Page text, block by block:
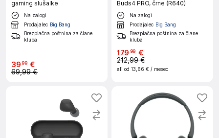
gaming slušalke
Na zalogi
Prodajalec Big Bang
Brezplačna poštnina za člane
kluba
3999 €
69,99 €
Buds4 PRO, črne (R640)
Na zalogi
Prodajalec Big Bang
Brezplačna poštnina za člane
kluba
179 99 €
212,99 €
ali od 13,66 € / mesec